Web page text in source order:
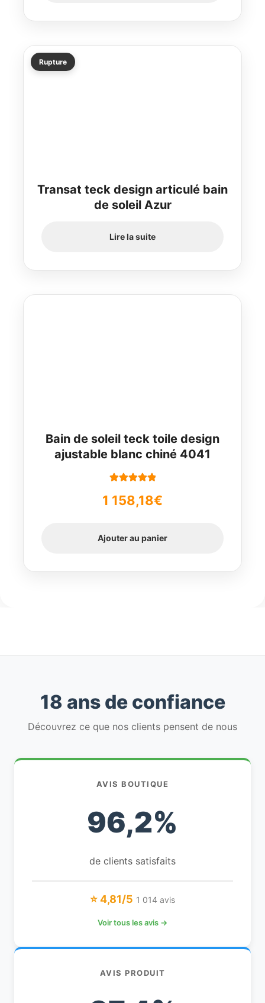
Rupture
Transat teck design articulé bain
de soleil Azur
Lire la suite
Bain de soleil teck toile design
ajustable blanc chiné 4041
5
1 158,18€
Ajouter au panier
18 ans de confiance
Découvrez ce que nos clients pensent de nous
AVIS BOUTIQUE
96,2%
de clients satisfaits
⭐ 4,81/5 1 014 avis
Voir tous les avis →
AVIS PRODUIT